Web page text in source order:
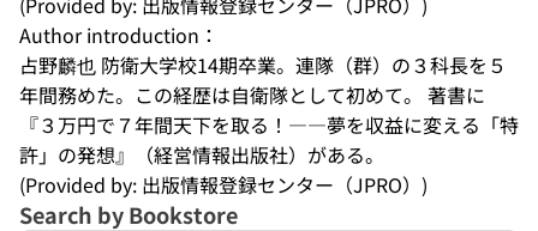
Author introduction：
占野麟也 防衛大学校14期卒業。連隊（群）の３科長を５
年間務めた。この経歴は自衛隊として初めて。 著書に
『３万円で７年間天下を取る！――夢を収益に変える「特
許」の発想』（経営情報出版社）がある。
(Provided by: 出版情報登録センター（JPRO）)
Search by Bookstore